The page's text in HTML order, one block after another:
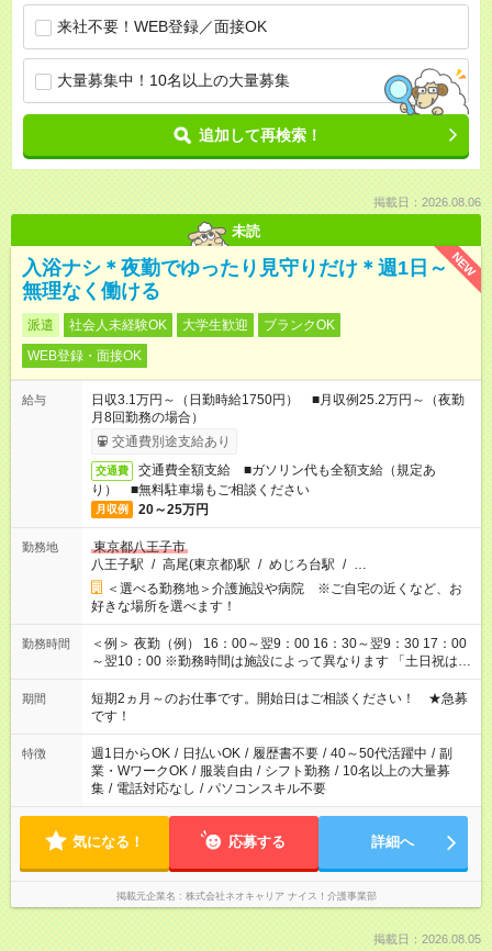
来社不要！WEB登録／面接OK
大量募集中！10名以上の大量募集
追加して再検索！
掲載日：2026.08.06
未読
NEW
入浴ナシ＊夜勤でゆったり見守りだけ＊週1日～
無理なく働ける
派遣 社会人未経験OK 大学生歓迎
ブランクOK
WEB登録・面接OK
給与
日収3.1万円～（日勤時給1750円） ■月収例25.2万円～（夜勤
月8回勤務の場合）
交通費別途支給あり
交通費
交通費全額支給 ■ガソリン代も全額支給（規定あ
り） ■無料駐車場もご相談ください
月収例 20～25万円
勤務地
東京都八王子市
八王子駅 / 高尾(東京都)駅 / めじろ台駅 / …
＜選べる勤務地＞介護施設や病院 ※ご自宅の近くなど、お
好きな場所を選べます！
勤務時間
＜例＞ 夜勤（例） 16：00～翌9：00 16：30～翌9：30 17：00
～翌10：00 ※勤務時間は施設によって異なります 「土日祝は休
みたい」 「しっかり稼ぎたい」 「もう少し遅い時間から始めた
い」など ご希望にあったお仕事をご案内いたします。 ※未経験
の方の場合は1～2ヶ月間は日中での仕事を経験いただき、 お
仕事に慣れてからの夜勤になります。 ★家庭の都合でお休みが
必要な場合も遠慮なくご相談ください。
期間
短期2ヵ月～のお仕事です。開始日はご相談ください！ ★急募
です！
特徴 週1日からOK / 日払いOK / 履歴書不要 / 40～50代活躍中 / 副
業・WワークOK / 服装自由 / シフト勤務 / 10名以上の大量募
集 / 電話対応なし / パソコンスキル不要
気になる！ 応募する 詳細へ
掲載元企業名 株式会社ネオキャリア ナイス！介護事業部
掲載日：2026.08.05